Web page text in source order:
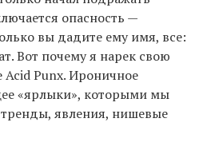
опасность —
вы дадите ему имя, все:
Вот почему я нарек свою
Punx. Ироничное
«ярлыки», которыми мы
явления, нишевые